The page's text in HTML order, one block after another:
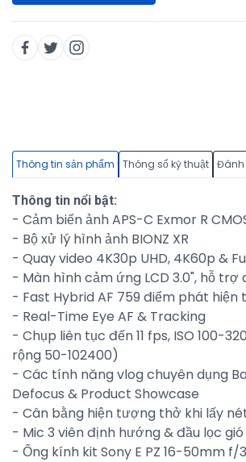
Thông tin sản phẩm Thông số kỹ thuật
Thông tin nổi bật:
- Cảm biến ảnh APS-C Exmor R
- Bộ xử lý hình ảnh BIONZ XR
- Quay video 4K30p UHD, 4K60p &
- Màn hình cảm ứng LCD 3.0", hỗ trợ
- Fast Hybrid AF 759 điểm phát hiện
- Real-Time Eye AF & Tracking
- Chụp liên tục đến 11 fps, ISO 100-
rộng 50-102400)
- Các tính năng vlog chuyên dụng
Defocus & Product Showcase
- Cân bằng hiện tượng thở khi lấy
- Mic 3 viên định hướng & đầu lọc gió
- Ống kính kit Sony E PZ 16-50mm f/